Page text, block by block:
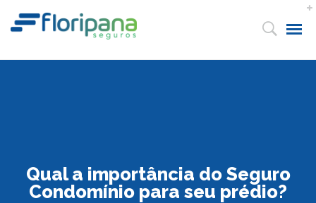
Qual a importância do Seguro
Condomínio para seu prédio?